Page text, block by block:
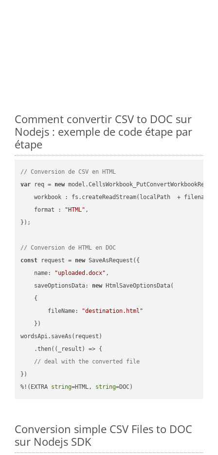
Comment convertir CSV to DOC sur
Nodejs : exemple de code étape par
étape
// Conversion de CSV en HTML
var req = new
workbook : fs.createReadStream(localPath  + filename
format : "HTML" ,
});
// Conversion de HTML en DOC
const request = new SaveAsRequest({
name: "uploaded.docx" ,
saveOptionsData: new HtmlSaveOptionsData(
    {
fileName:
"destination.html"
    })
wordsApi.saveAs(request)
    .then(
( _result ) => {
// deal with the converted file
})
%!(EXTRA string=HTML, string=DOC)
Conversion simple CSV Files to DOC
sur Nodejs SDK